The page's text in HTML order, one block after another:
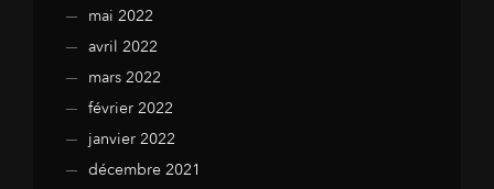
mai 2022
avril 2022
mars 2022
février 2022
janvier 2022
décembre 2021